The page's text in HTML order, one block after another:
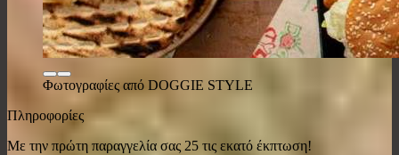
Φωτογραφίες από DOGGIE STYLE
Πληροφορίες
Με την πρώτη παραγγελία σας 25 τις εκατό έκπτωση!